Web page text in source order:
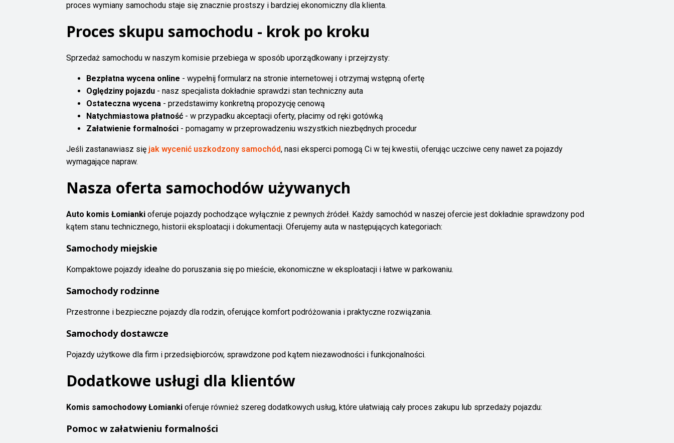
proces wymiany samochodu staje się znacznie prostszy i bardziej ekonomiczny dla klienta.
Proces skupu samochodu - krok po kroku
Sprzedaż samochodu w naszym komisie przebiega w sposób uporządkowany i przejrzysty:
Bezpłatna wycena online - wypełnij formularz na stronie internetowej i otrzymaj wstępną ofertę
Oględziny pojazdu - nasz specjalista dokładnie sprawdzi stan techniczny auta
Ostateczna wycena - przedstawimy konkretną propozycję cenową
Natychmiastowa płatność - w przypadku akceptacji oferty, płacimy od ręki gotówką
Załatwienie formalności - pomagamy w przeprowadzeniu wszystkich niezbędnych procedur
Jeśli zastanawiasz się jak wycenić uszkodzony samochód, nasi eksperci pomogą Ci w tej kwestii, oferując uczciwe ceny nawet za pojazdy
wymagające napraw.
Nasza oferta samochodów używanych
Auto komis Łomianki oferuje pojazdy pochodzące wyłącznie z pewnych źródeł. Każdy samochód w naszej ofercie jest dokładnie sprawdzony pod
kątem stanu technicznego, historii eksploatacji i dokumentacji. Oferujemy auta w następujących kategoriach:
Samochody miejskie
Kompaktowe pojazdy idealne do poruszania się po mieście, ekonomiczne w eksploatacji i łatwe w parkowaniu.
Samochody rodzinne
Przestronne i bezpieczne pojazdy dla rodzin, oferujące komfort podróżowania i praktyczne rozwiązania.
Samochody dostawcze
Pojazdy użytkowe dla firm i przedsiębiorców, sprawdzone pod kątem niezawodności i funkcjonalności.
Dodatkowe usługi dla klientów
Komis samochodowy Łomianki oferuje również szereg dodatkowych usług, które ułatwiają cały proces zakupu lub sprzedaży pojazdu:
Pomoc w załatwieniu formalności